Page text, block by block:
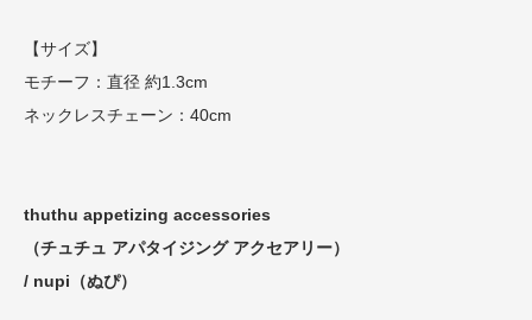
【サイズ】
モチーフ：直径 約1.3cm
ネックレスチェーン：40cm
thuthu appetizing accessories
（チュチュ アパタイジング アクセアリー）
/ nupi（ぬぴ）